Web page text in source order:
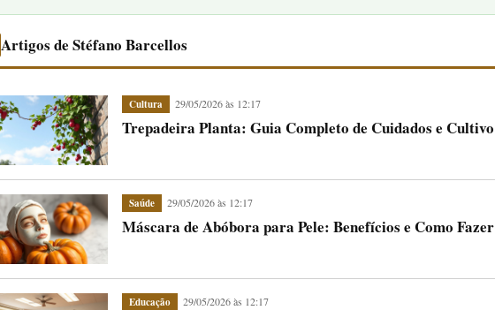
Artigos de Stéfano Barcellos
Cultura 29/05/2026 às 12:17
Trepadeira Planta: Guia Completo de Cuidados e Cultivo
Saúde 29/05/2026 às 12:17
Máscara de Abóbora para Pele: Benefícios e Como Fazer
Educação 29/05/2026 às 12:17